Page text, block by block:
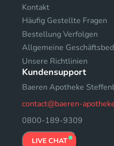
Kontakt
Häufig Gestellte Fragen
Bestellung Verfolgen
Allgemeine
Unsere Richtlinien
Kundensupport
Baeren Apotheke
contact@baeren-
0800-189-9309
LIVE CHAT